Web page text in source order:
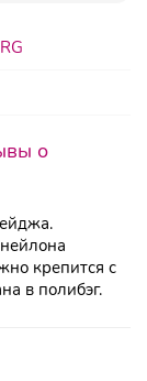
о
крепится с
в полибэг.